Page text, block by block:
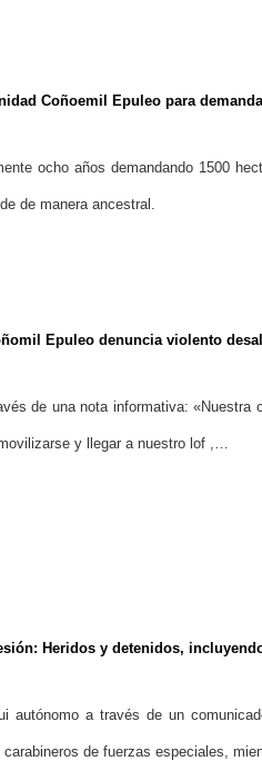
Coñoemil Epuleo para
ocho años demandando 1500
de manera ancestral.
Epuleo denuncia violento
de una nota informativa:
y llegar a nuestro lof ,…
Heridos y detenidos,
autónomo a través de un
carabineros de fuerzas especiales,